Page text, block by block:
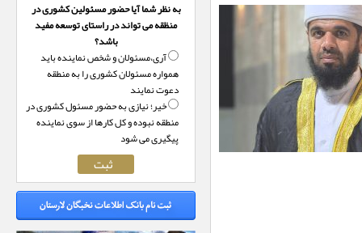
به نظر شما آیا حضور مسئولین کشوری در
منظقه می تواند در راستای توسعه مفید
باشد؟
آری،‌مسئولان و شخص نماینده باید
همواره مسئولان کشوری را به منطقه
دعوت نمایند
خیر؛‌ نیازی به حضور مسئول کشوری در
منطقه نبوده و کل کارها از سوی نماینده
پیگیری می شود